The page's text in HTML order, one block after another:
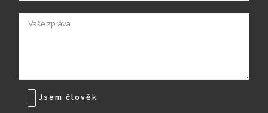
Jsem člověk